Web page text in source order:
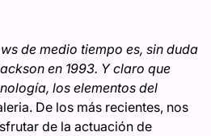
de medio tiempo es, sin duda
en 1993. Y claro que
los elementos del
De los más recientes, nos
de la actuación de